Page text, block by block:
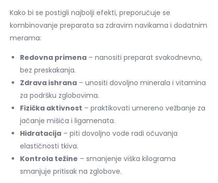
Kako bi se postigli najbolji efekti, preporučuje se
kombinovanje preparata sa zdravim navikama i dodatnim
merama:
Redovna primena – nanositi preparat svakodnevno,
bez preskakanja.
Zdrava ishrana – unositi dovoljno minerala i vitamina
za podršku zglobovima.
Fizička aktivnost – praktikovati umereno vežbanje za
jačanje mišića i ligamenata.
Hidratacija – piti dovoljno vode radi očuvanja
elastičnosti tkiva.
Kontrola težine – smanjenje viška kilograma
smanjuje pritisak na zglobove.